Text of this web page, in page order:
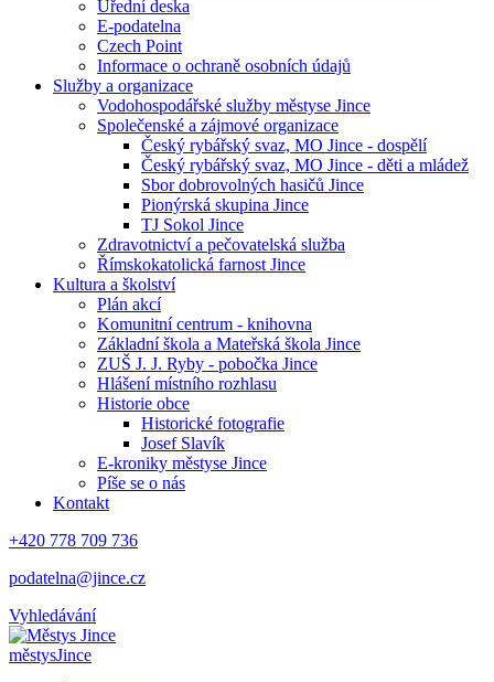
Úřední deska
E-podatelna
Czech Point
Informace o ochraně osobních údajů
Služby a organizace
Vodohospodářské služby městyse Jince
Společenské a zájmové organizace
Český rybářský svaz, MO Jince - dospělí
Český rybářský svaz, MO Jince - děti a mládež
Sbor dobrovolných hasičů Jince
Pionýrská skupina Jince
TJ Sokol Jince
Zdravotnictví a pečovatelská služba
Římskokatolická farnost Jince
Kultura a školství
Plán akcí
Komunitní centrum - knihovna
Základní škola a Mateřská škola Jince
ZUŠ J. J. Ryby - pobočka Jince
Hlášení místního rozhlasu
Historie obce
Historické fotografie
Josef Slavík
E-kroniky městyse Jince
Píše se o nás
Kontakt
+420 778 709 736
podatelna@jince.cz
Vyhledávání
městysJince